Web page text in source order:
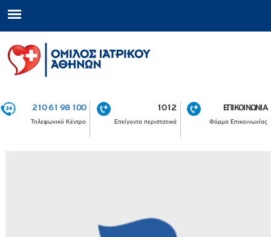
210 61 98 100
Τηλεφωνικό Κέντρο
1012
Επείγοντα περιστατικά
ΕΠΙΚΟΙΝΩΝΙΑ
Φόρμα Επικοινωνίας